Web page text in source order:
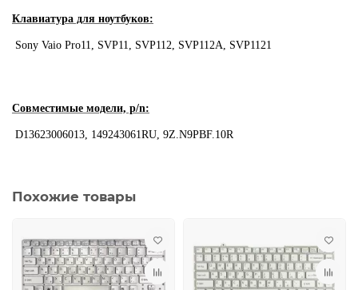
Клавиатура для ноутбуков:
Sony Vaio Pro11, SVP11, SVP112, SVP112A, SVP1121
Совместимые модели, p/n:
D13623006013, 149243061RU, 9Z.N9PBF.10R
Похожие товары